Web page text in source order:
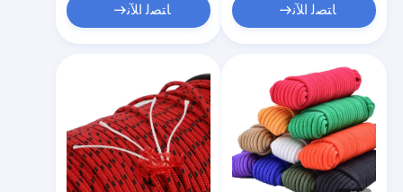
منتجات
معلومات عنا
جولة في المعمل
ﺎﺘﺼﻟ ﺍﻶﻧ ﺎﺘﺼﻟ ﺍﻶﻧ